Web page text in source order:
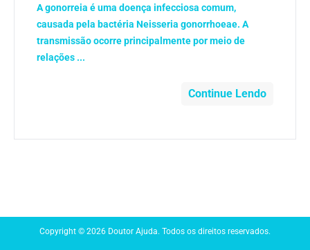
Aparelho Digestivo
Atividade física
A gonorreia é uma doença infecciosa comum,
causada pela bactéria Neisseria gonorrhoeae. A
transmissão ocorre principalmente por meio de
relações ...
Continue Lendo
Copyright © 2026 Doutor Ajuda. Todos os direitos reservados.